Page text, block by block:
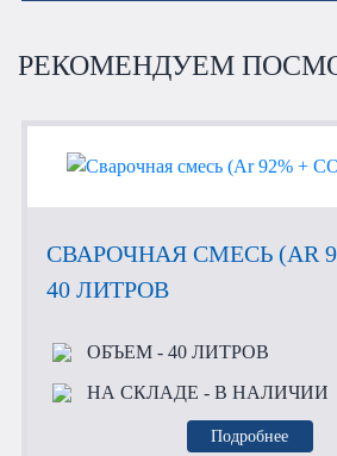
РЕКОМЕНДУЕМ
СВАРОЧНАЯ СМЕСЬ (AR
40 ЛИТРОВ
ОБЪЕМ- 40 ЛИТРОВ
НА СКЛАДЕ - В НАЛИЧИИ
Подробнее